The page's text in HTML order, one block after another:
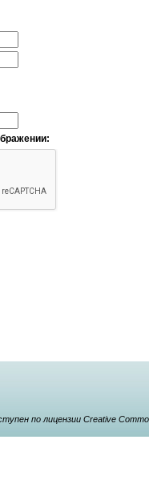
по лицензии Creative